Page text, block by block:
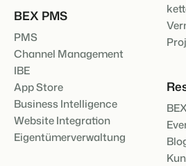
BEX PMS
PMS
Channel Management
IBE
App Store
Business Intelligence
Website Integration
Eigentümerverwaltung